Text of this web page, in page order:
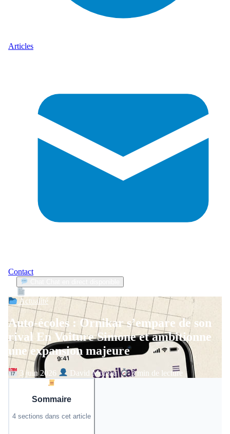
Articles
Contact
Actualité
Auto-écoles : Ornikar s’empare de son
rival En Voiture Simone et ambitionne
une expansion majeure
3 juin 2026 David Moreau 3 min de lecture
Sommaire
4 sections dans cet article